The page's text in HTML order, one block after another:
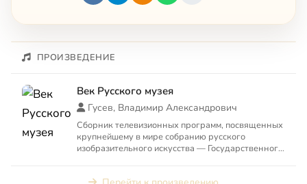
ПРОИЗВЕДЕНИЕ
Век Русского музея
Гусев, Владимир Александрович
Сборник телевизионных программ, посвященных
крупнейшему в мире собранию русского
изобразительного искусства — Государственного